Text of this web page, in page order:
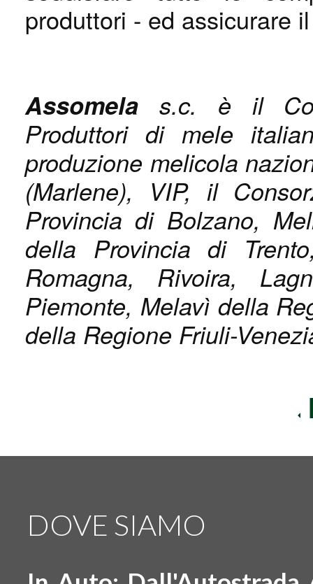
produttori - ed assicurare
Assomela s.c. è il
Produttori di mele
produzione melicola
(Marlene), VIP, il
Provincia di Bolzano,
della Provincia di
Romagna, Rivoira,
Piemonte, Melavì della
della Regione Friuli-
DOVE SIAMO